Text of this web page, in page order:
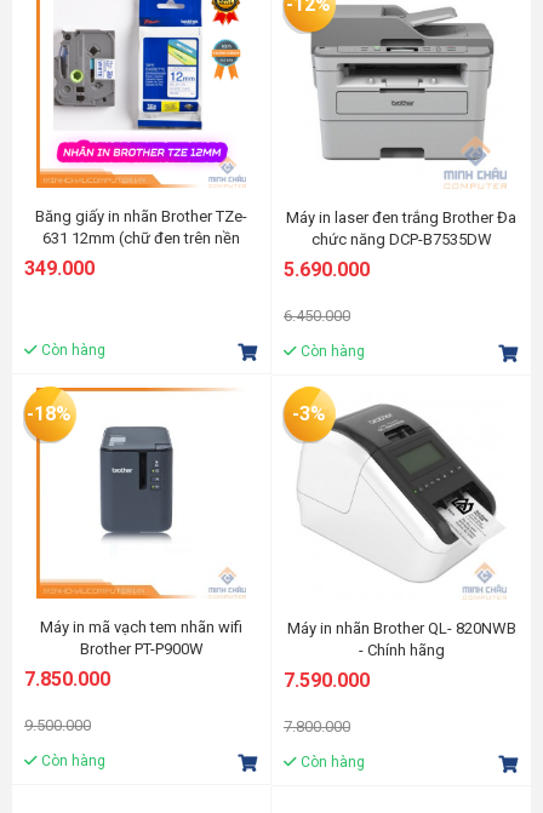
Băng giấy in nhãn Brother TZe-
631 12mm (chữ đen trên nền
349.000
Còn hàng
Máy in laser đen trắng Brother Đa
chức năng DCP-B7535DW
5.690.000
6.450.000
Còn hàng
Máy in mã vạch tem nhãn wifi
Brother PT-P900W
7.850.000
9.500.000
-18%
Còn hàng
Máy in nhãn Brother QL- 820NWB
- Chính hãng
7.590.000
7.800.000
-3%
Còn hàng